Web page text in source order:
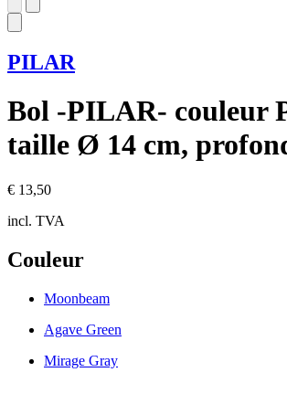
PILAR
Bol -PILAR- couleur
taille Ø 14 cm,
€ 13,50
incl. TVA
Couleur
Moonbeam
Agave Green
Mirage Gray